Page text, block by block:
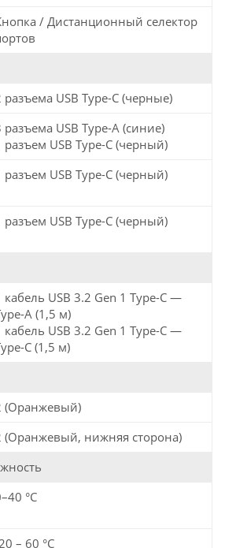
/ Дистанционный селектор
разъема USB Type-C (черные)
разъема USB Type-A (синие)
разъем USB Type-C (черный)
разъем USB Type-C (черный)
разъем USB Type-C (черный)
кабель USB 3.2 Gen 1 Type-C —
A (1,5 м)
кабель USB 3.2 Gen 1 Type-C —
C (1,5 м)
(Оранжевый)
(Оранжевый, нижняя сторона)
°C
– 60 °C